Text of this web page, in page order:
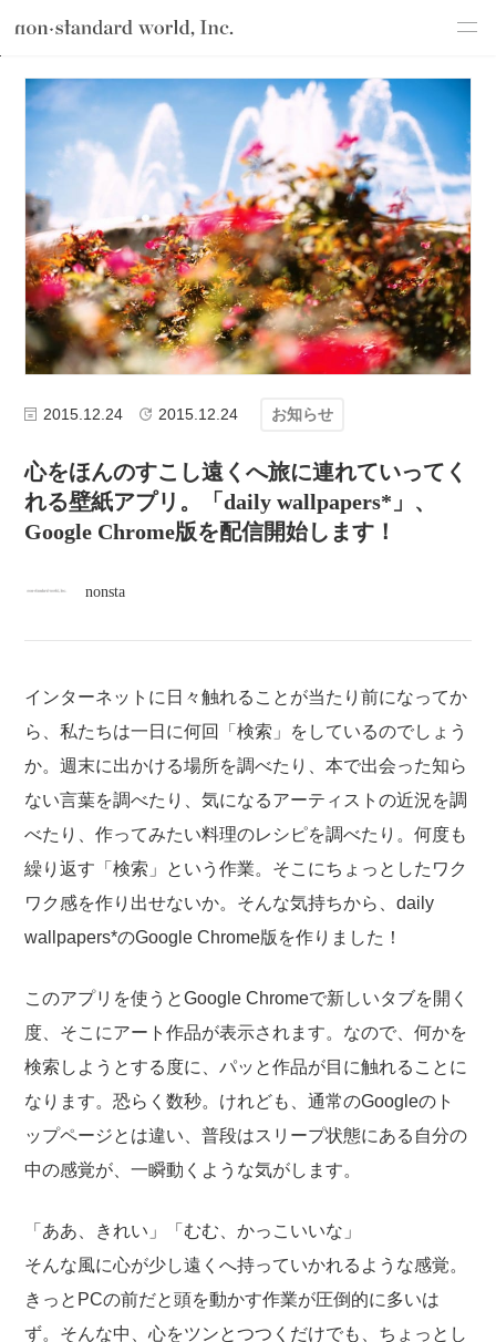
about
csr
service
works
flow
shop
blog
recruit
atelier
TOP ブログ お知らせ 心をほんのすこし遠くへ旅に連れてい
2015.12.24 2015.12.24 お知らせ
心をほんのすこし遠くへ旅に連れていってく
れる壁紙アプリ。「daily wallpapers*」、
Google Chrome版を配信開始します！
nonsta
インターネットに日々触れることが当たり前になってか
ら、私たちは一日に何回「検索」をしているのでしょう
か。週末に出かける場所を調べたり、本で出会った知ら
ない言葉を調べたり、気になるアーティストの近況を調
べたり、作ってみたい料理のレシピを調べたり。何度も
繰り返す「検索」という作業。そこにちょっとしたワク
ワク感を作り出せないか。そんな気持ちから、daily
wallpapers*のGoogle Chrome版を作りました！
このアプリを使うとGoogle Chromeで新しいタブを開く
度、そこにアート作品が表示されます。なので、何かを
検索しようとする度に、パッと作品が目に触れることに
なります。恐らく数秒。けれども、通常のGoogleのト
ップページとは違い、普段はスリープ状態にある自分の
中の感覚が、一瞬動くような気がします。
「ああ、きれい」「むむ、かっこいいな」
そんな風に心が少し遠くへ持っていかれるような感覚。
きっとPCの前だと頭を動かす作業が圧倒的に多いは
ず。そんな中、心をツンとつつくだけでも、ちょっとし